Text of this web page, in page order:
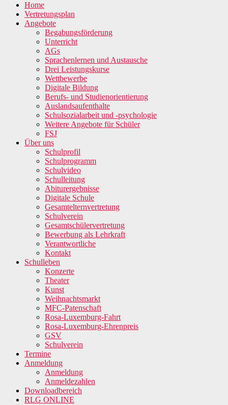
Home
Vertretungsplan
Angebote
Begabungsförderung
Unterricht
AGs
Sprachenlernen und Austausche
Drei Leistungskurse
Wettbewerbe
Digitale Bildung
Berufs- und Studienorientierung
Auslandsaufenthalte
Schulsozialarbeit und -psychologie
Weitere Angebote für Schüler
FSJ
Über uns
Schulprofil
Schulprogramm
Schulvideo
Schulleitung
Abiturergebnisse
Digitale Schule
Gesamtelternvertretung
Schulverein
Gesamtschülervertretung
Bewerbung als Lehrkraft
Verantwortliche
Kontakt
Schulleben
Konzerte
Theater
Kunst
Weihnachtsmarkt
MFC-Patenschaft
Rosa-Luxemburg-Fahrt
Rosa-Luxemburg-Ehrenpreis
GSV
Schulverein
Termine
Anmeldung
Anmeldung
Anmeldezahlen
Downloadbereich
RLG ONLINE